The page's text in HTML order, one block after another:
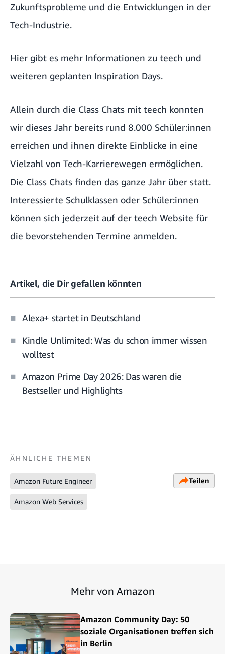
Zukunftsprobleme und die Entwicklungen in der
Tech-Industrie.
Hier gibt es mehr Informationen zu teech und
weiteren geplanten Inspiration Days.
Allein durch die Class Chats mit teech konnten
wir dieses Jahr bereits rund 8.000 Schüler:innen
erreichen und ihnen direkte Einblicke in eine
Vielzahl von Tech-Karrierewegen ermöglichen.
Die Class Chats finden das ganze Jahr über statt.
Interessierte Schulklassen oder Schüler:innen
können sich jederzeit auf der teech Website für
die bevorstehenden Termine anmelden.
Artikel, die Dir gefallen könnten
Alexa+ startet in Deutschland
Kindle Unlimited: Was du schon immer wissen
wolltest
Amazon Prime Day 2026: Das waren die
Bestseller und Highlights
ÄHNLICHE THEMEN
Amazon Future Engineer
Amazon Web Services
Teilen
Mehr von Amazon
Amazon Community Day: 50
soziale Organisationen treffen sich
in Berlin